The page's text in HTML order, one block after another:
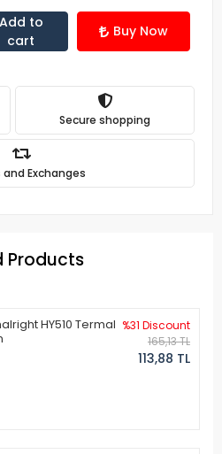
Add to
cart
Buy Now
Secure shopping
Exchanges
Products
HY510 Termal %31 Discount
165,13 TL
113,88 TL